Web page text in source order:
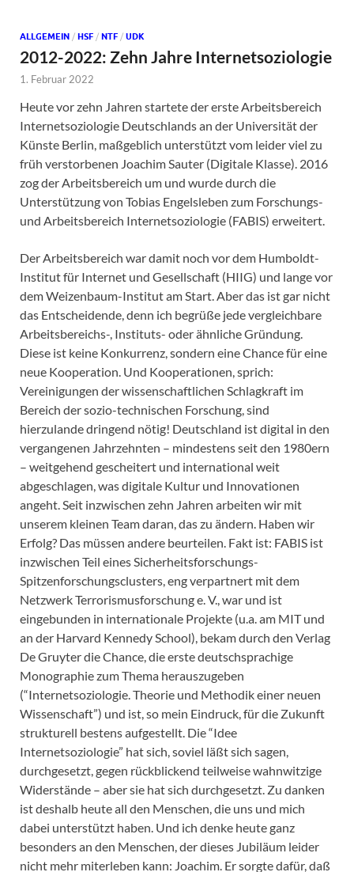
ALLGEMEIN / HSF / NTF / UDK
2012-2022: Zehn Jahre Internetsoziologie
1. Februar 2022
Heute vor zehn Jahren startete der erste Arbeitsbereich
Internetsoziologie Deutschlands an der Universität der
Künste Berlin, maßgeblich unterstützt vom leider viel zu
früh verstorbenen Joachim Sauter (Digitale Klasse). 2016
zog der Arbeitsbereich um und wurde durch die
Unterstützung von Tobias Engelsleben zum Forschungs-
und Arbeitsbereich Internetsoziologie (FABIS) erweitert.
Der Arbeitsbereich war damit noch vor dem Humboldt-
Institut für Internet und Gesellschaft (HIIG) und lange vor
dem Weizenbaum-Institut am Start. Aber das ist gar nicht
das Entscheidende, denn ich begrüße jede vergleichbare
Arbeitsbereichs-, Instituts- oder ähnliche Gründung.
Diese ist keine Konkurrenz, sondern eine Chance für eine
neue Kooperation. Und Kooperationen, sprich:
Vereinigungen der wissenschaftlichen Schlagkraft im
Bereich der sozio-technischen Forschung, sind
hierzulande dringend nötig! Deutschland ist digital in den
vergangenen Jahrzehnten – mindestens seit den 1980ern
– weitgehend gescheitert und international weit
abgeschlagen, was digitale Kultur und Innovationen
angeht. Seit inzwischen zehn Jahren arbeiten wir mit
unserem kleinen Team daran, das zu ändern. Haben wir
Erfolg? Das müssen andere beurteilen. Fakt ist: FABIS ist
inzwischen Teil eines Sicherheitsforschungs-
Spitzenforschungsclusters, eng verpartnert mit dem
Netzwerk Terrorismusforschung e. V., war und ist
eingebunden in internationale Projekte (u.a. am MIT und
an der Harvard Kennedy School), bekam durch den Verlag
De Gruyter die Chance, die erste deutschsprachige
Monographie zum Thema herauszugeben
(“Internetsoziologie. Theorie und Methodik einer neuen
Wissenschaft”) und ist, so mein Eindruck, für die Zukunft
strukturell bestens aufgestellt. Die “Idee
Internetsoziologie” hat sich, soviel läßt sich sagen,
durchgesetzt, gegen rückblickend teilweise wahnwitzige
Widerstände – aber sie hat sich durchgesetzt. Zu danken
ist deshalb heute all den Menschen, die uns und mich
dabei unterstützt haben. Und ich denke heute ganz
besonders an den Menschen, der dieses Jubiläum leider
nicht mehr miterleben kann: Joachim. Er sorgte dafür, daß